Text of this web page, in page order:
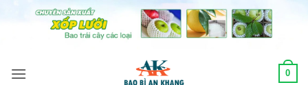
0